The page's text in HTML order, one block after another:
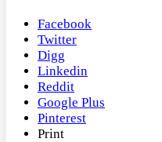
Facebook
Twitter
Digg
Linkedin
Reddit
Google Plus
Pinterest
Print